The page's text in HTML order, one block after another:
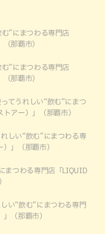
”にまつわる専門店
（那覇市）
”にまつわる専門店
（那覇市）
てうれしい“飲む”にまつ
アー）」（那覇市）
しい“飲む”にまつわる専
」（那覇市）
まつわる専門店「LIQUID
い“飲む”にまつわる専門
（那覇市）